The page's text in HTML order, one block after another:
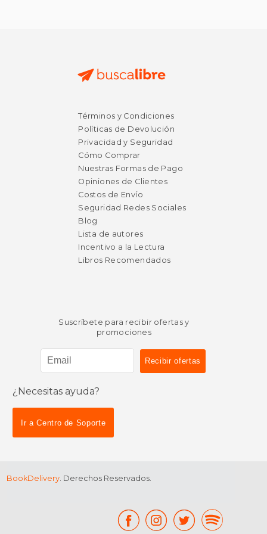
Términos y Condiciones
Políticas de Devolución
Privacidad y Seguridad
Cómo Comprar
Nuestras Formas de Pago
Opiniones de Clientes
Costos de Envío
Seguridad Redes Sociales
Blog
Lista de autores
Incentivo a la Lectura
Libros Recomendados
Suscríbete para recibir ofertas y
promociones
¿Necesitas ayuda?
Ir a Centro de Soporte
BookDelivery. Derechos Reservados.